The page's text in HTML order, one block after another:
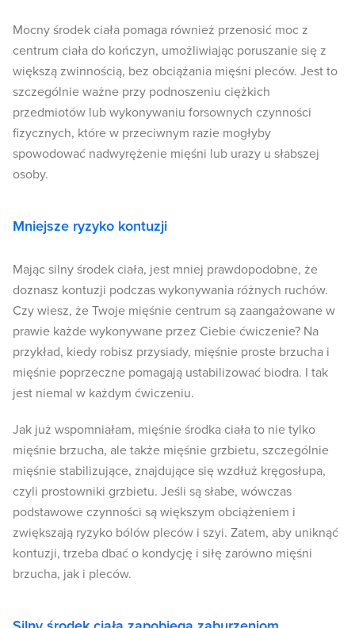
Mocny środek ciała pomaga również przenosić moc z
centrum ciała do kończyn, umożliwiając poruszanie się z
większą zwinnością, bez obciążania mięśni pleców. Jest to
szczególnie ważne przy podnoszeniu ciężkich
przedmiotów lub wykonywaniu forsownych czynności
fizycznych, które w przeciwnym razie mogłyby
spowodować nadwyrężenie mięśni lub urazy u słabszej
osoby.
Mniejsze ryzyko kontuzji
Mając silny środek ciała, jest mniej prawdopodobne, że
doznasz kontuzji podczas wykonywania różnych ruchów.
Czy wiesz, że Twoje mięśnie centrum są zaangażowane w
prawie każde wykonywane przez Ciebie ćwiczenie? Na
przykład, kiedy robisz przysiady, mięśnie proste brzucha i
mięśnie poprzeczne pomagają ustabilizować biodra. I tak
jest niemal w każdym ćwiczeniu.
Jak już wspomniałam, mięśnie środka ciała to nie tylko
mięśnie brzucha, ale także mięśnie grzbietu, szczególnie
mięśnie stabilizujące, znajdujące się wzdłuż kręgosłupa,
czyli prostowniki grzbietu. Jeśli są słabe, wówczas
podstawowe czynności są większym obciążeniem i
zwiększają ryzyko bólów pleców i szyi. Zatem, aby uniknąć
kontuzji, trzeba dbać o kondycję i siłę zarówno mięśni
brzucha, jak i pleców.